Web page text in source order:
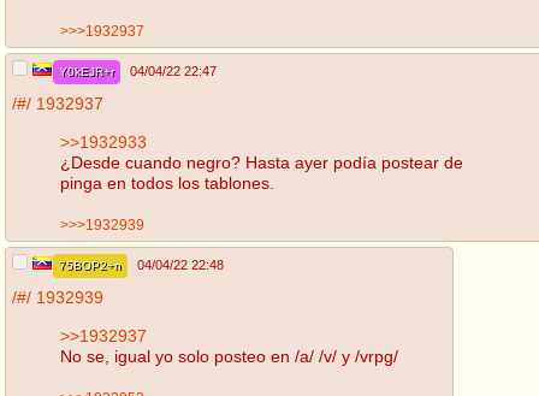
>>>1932937
Y0kEJR+r 04/04/22 22:47
/#/ 1932937
>>1932933
¿Desde cuando negro? Hasta ayer podía postear de
pinga en todos los tablones.
>>>1932939
75BOP2+n 04/04/22 22:48
/#/ 1932939
>>1932937
No se, igual yo solo posteo en /a/ /v/ y /vrpg/